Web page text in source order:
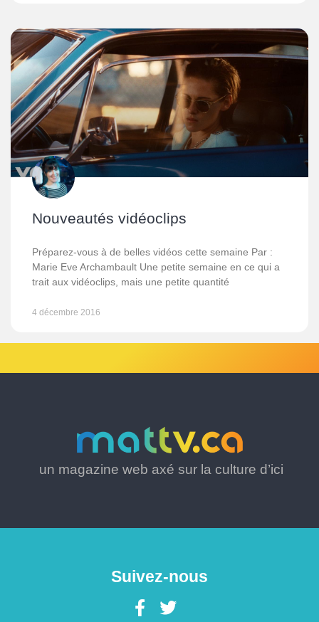
Nouveautés vidéoclips
Préparez-vous à de belles vidéos cette semaine Par :
Marie Eve Archambault Une petite semaine en ce qui a
trait aux vidéoclips, mais une petite quantité
4 décembre 2016
un magazine web axé sur la culture d’ici
Suivez-nous